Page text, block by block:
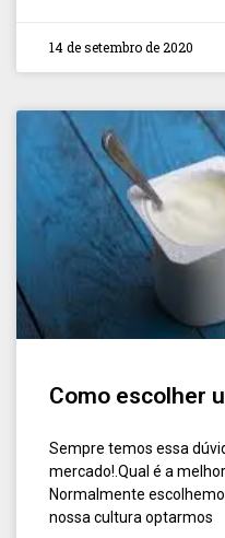
14 de setembro de 2020
Como escolher
Sempre temos essa
mercado!.Qual é a
Normalmente
nossa cultura optarmos